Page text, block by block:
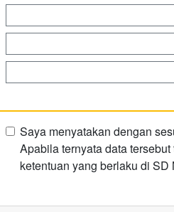
Saya menyatakan dengan
Apabila ternyata data
ketentuan yang berlaku di